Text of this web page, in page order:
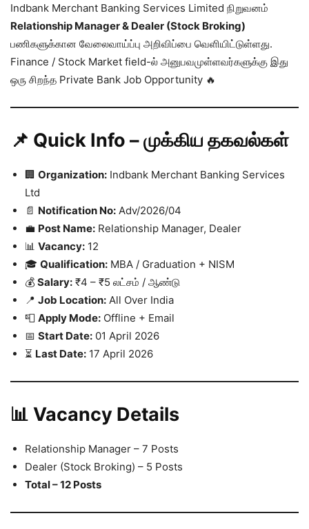
Indbank Merchant Banking Services Limited நிறுவனம்
Relationship Manager & Dealer (Stock Broking)
பணிகளுக்கான வேலைவாய்ப்பு அறிவிப்பை வெளியிட்டுள்ளது.
Finance / Stock Market field-ல் அனுபவமுள்ளவர்களுக்கு இது
ஒரு சிறந்த Private Bank Job Opportunity 🔥
📌 Quick Info – முக்கிய தகவல்கள்
🏢 Organization: Indbank Merchant Banking Services
Ltd
📄 Notification No: Adv/2026/04
💼 Post Name: Relationship Manager, Dealer
📊 Vacancy: 12
🎓 Qualification: MBA / Graduation + NISM
💰 Salary: ₹4 – ₹5 லட்சம் / ஆண்டு
📍 Job Location: All Over India
📮 Apply Mode: Offline + Email
📅 Start Date: 01 April 2026
⏳ Last Date: 17 April 2026
📊 Vacancy Details
Relationship Manager – 7 Posts
Dealer (Stock Broking) – 5 Posts
Total – 12 Posts